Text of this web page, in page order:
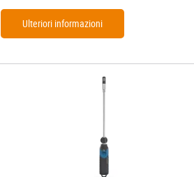
Ulteriori informazioni